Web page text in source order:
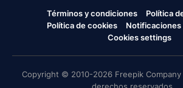
Términos y condiciones
Política
Política de cookies
Cookies settings
Copyright © 2010-2026 Freepik Company